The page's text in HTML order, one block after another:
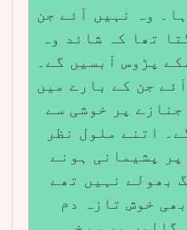
وہ نہیں آئے جن
تھا کہ شائد وہ
پڑوس آبسیں گے۔
جن کے بارے میں
پر خوشی سے
اتنے ملول نظر
پشیمانی ہونے
بھولے نہیں تھے
خوش تازہ دم